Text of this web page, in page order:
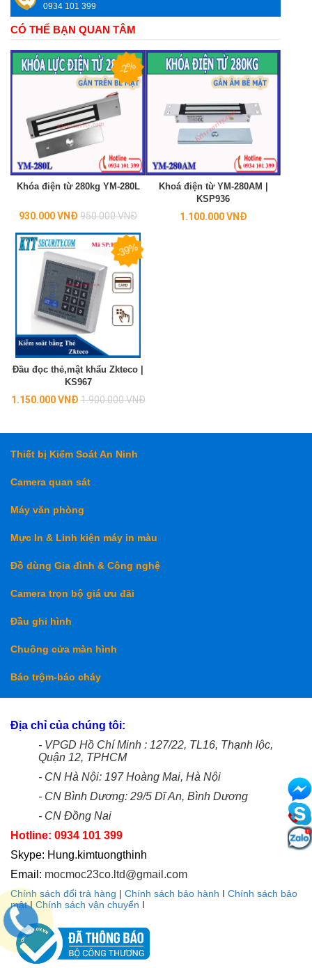
0934 101 399
CÓ THỂ BẠN QUAN TÂM
-2%
Khóa điện từ 280kg YM-280L
930.000 VNĐ Regular
950.000 VNĐ
Khoá điện từ YM-280AM |
KSP936
1.100.000 VNĐ
-39%
Đầu đọc thẻ,mật khẩu Zkteco |
KS967
1.150.000 VNĐRegular
1.900.000 VNĐ
Thiết bị Kiểm Soát An Ninh
Camera quan sát
Máy văn phòng
Mực In & Linh kiện máy in màu
Đồ dùng Gia đình & Công nghệ
Camera trọn bộ giá ưu đãi
Đầu ghi hình
Chuông cửa màn hình
Báo trộm-báo cháy
Địa chỉ của chúng tôi:
- VPGD Hồ Chí Minh : 127/22, TL16, Thạnh lộc,
Quận 12, TPHCM
- CN Hà Nội: 197 Hoàng Mai, Hà Nội
- CN Bình Dương: 29/5 Dĩ An, Bình Dương
- CN Đồng Nai
Hotline: 0934 101 399
Skype: Hung.kimtuongthinh
Email: mocmoc23co.ltd@gmail.com
Chính sách đổi trả hàng | Chính sách bảo hành I Chính sách bảo
mậtI Chính sách vận chuyển I